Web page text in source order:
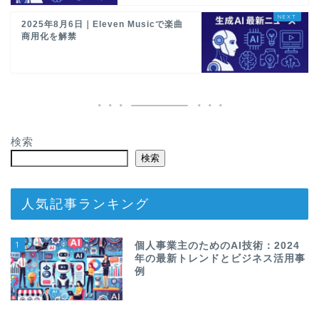
2025年8月6日｜Eleven Musicで楽曲
商用化を解禁
検索
検索
人気記事ランキング
1
個人事業主のためのAI技術：2024
年の最新トレンドとビジネス活用事
例